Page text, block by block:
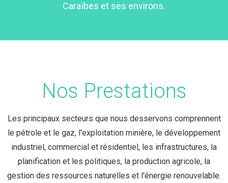
Caraïbes et ses environs.
Nos Prestations
Les principaux secteurs que nous desservons comprennent
le pétrole et le gaz, l'exploitation minière, le développement
industriel, commercial et résidentiel, les infrastructures, la
planification et les politiques, la production agricole, la
gestion des ressources naturelles et l'énergie renouvelable.